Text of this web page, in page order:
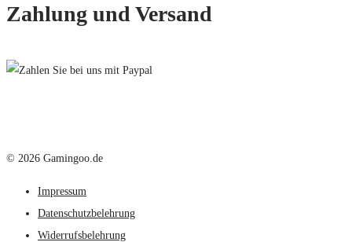
Zahlung und Versand
© 2026 Gamingoo.de
Impressum
Datenschutzbelehrung
Widerrufsbelehrung